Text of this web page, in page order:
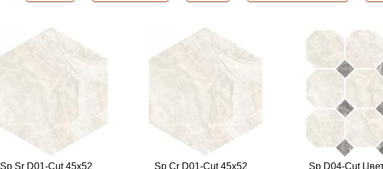
Sp Sr D01-Cut 45x52
Sp Cr D01-Cut 45x52
Sp D04-Cut